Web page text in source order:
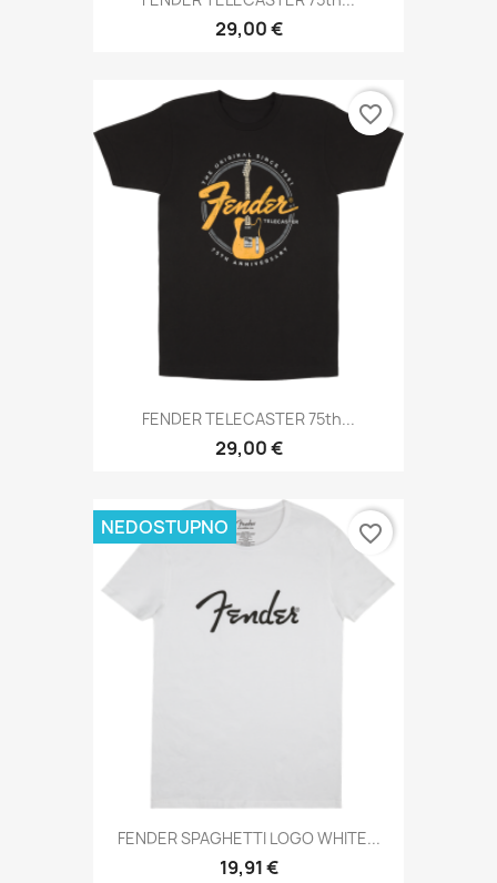
29,00 €
FENDER TELECASTER 75th...
29,00 €
favorite_border
FENDER SPAGHETTI LOGO WHITE...
19,91 €
NEDOSTUPNO favorite_border